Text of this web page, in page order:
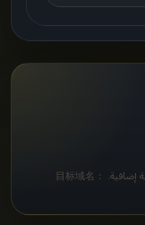
هذا رابط إحالة. التسجيل من خلاله لا يحمّلك أي تكلفة إضافية. 目标域名：